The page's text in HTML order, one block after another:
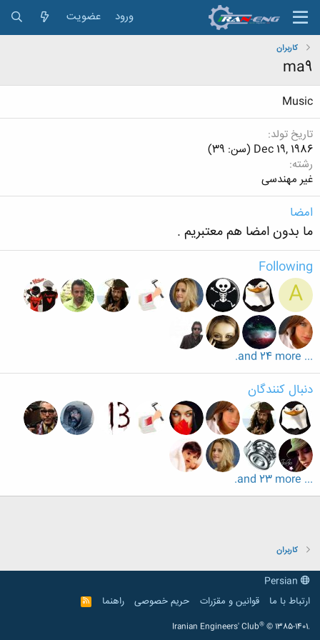
ورود عضویت
کاربران
ma9
Music
تاریخ تولد
Dec 19, 1986 (سن: 39)
رشته
غیر مهندسی
امضا
ما بدون امضا هم معتبریم .
Following
A
... and 24 more.
دنبال کنندگان
... and 23 more.
کاربران
ارتباط با ما
قوانین و مقرّرات حریم خصوصی راهنما
R
S
Iranian Engineers' Club® © 1385-1401.